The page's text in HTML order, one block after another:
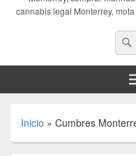
cannabis legal Monterrey,
for:
Inicio » Cumbres